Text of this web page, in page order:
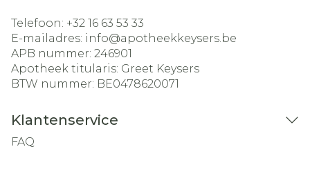
Telefoon: +32 16 63 53 33
E-mailadres: info@apotheekkeysers.be
APB nummer: 246901
Apotheek titularis: Greet Keysers
BTW nummer: BE0478620071
Klantenservice
FAQ